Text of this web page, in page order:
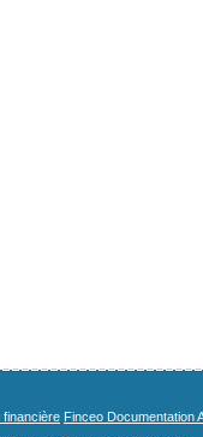
financière Finceo Documentation